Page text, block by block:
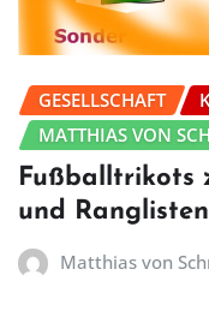
GESELLSCHAFT
MATTHIAS VON
Fußballtrikots
und Ranglisten
Matthias von